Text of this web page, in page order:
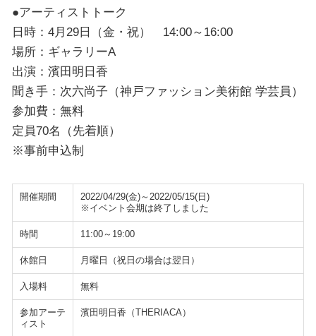
●アーティストトーク
日時：4月29日（金・祝） 14:00～16:00
場所：ギャラリーA
出演：濱田明日香
聞き手：次六尚子（神戸ファッション美術館 学芸員）
参加費：無料
定員70名（先着順）
※事前申込制
開催期間
2022/04/29(金)～2022/05/15(日)
※イベント会期は終了しました
時間 11:00～19:00
休館日 月曜日（祝日の場合は翌日）
入場料 無料
参加アーテ
ィスト
濱田明日香（THERIACA）